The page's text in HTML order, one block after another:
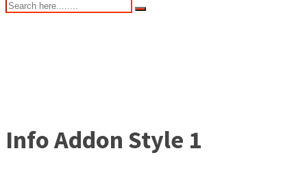
Info Addon Style 1